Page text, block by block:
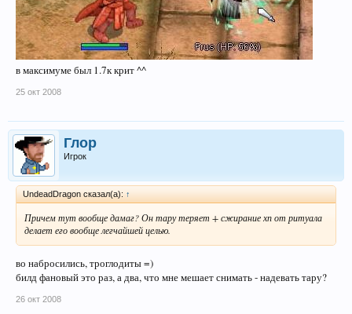
в максимуме был 1.7к крит ^^
25 окт 2008
Глор
Игрок
UndeadDragon сказал(а): ↑
Причем тут вообще дамаг? Он тару теряет + сжирание хп от ритуала
делает его вообще легчайшей целью.
во набросились, троглодиты =)
билд фановый это раз, а два, что мне мешает снимать - надевать тару?
26 окт 2008